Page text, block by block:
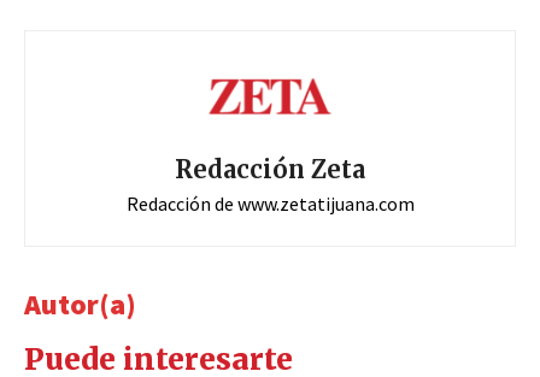
Redacción Zeta
Redacción de www.zetatijuana.com
Autor(a)
Puede interesarte